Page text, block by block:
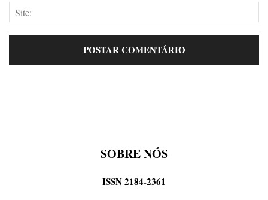
SOBRE NÓS
ISSN 2184-2361